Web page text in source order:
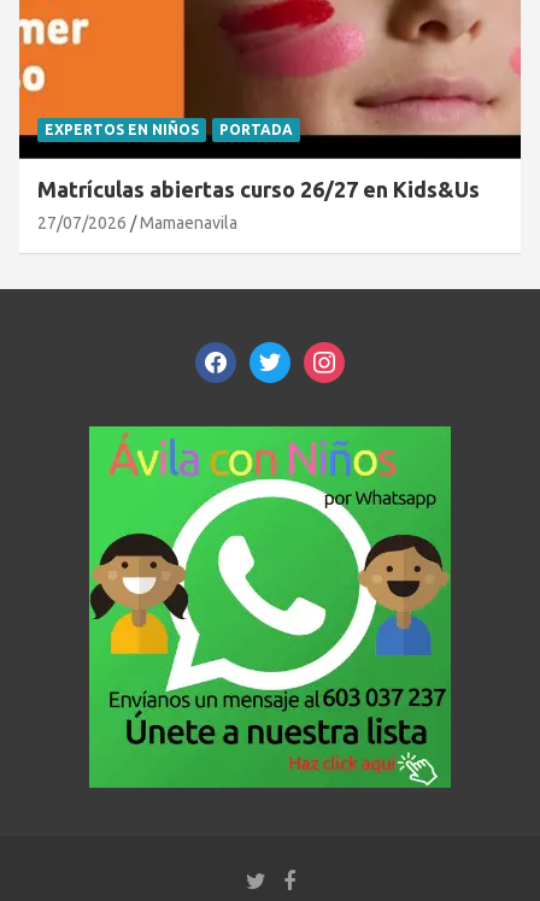
EXPERTOS EN NIÑOS PORTADA
Matrículas abiertas curso 26/27 en Kids&Us
27/07/2026 Mamaenavila
facebooktwitterinstagram